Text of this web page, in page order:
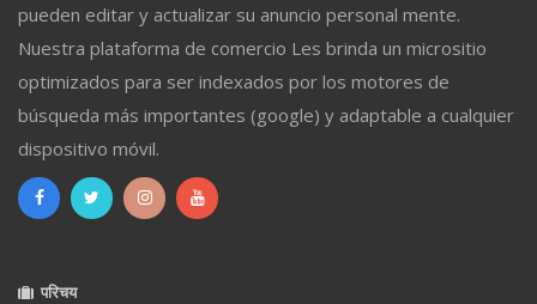
pueden editar y actualizar su anuncio personal mente.
Nuestra plataforma de comercio Les brinda un micrositio
optimizados para ser indexados por los motores de
búsqueda más importantes (google) y adaptable a cualquier
dispositivo móvil.
परिचय